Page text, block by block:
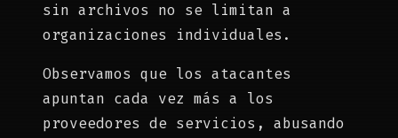
sin archivos no se limitan a
organizaciones individuales.
Observamos que los atacantes
apuntan cada vez más a los
proveedores de servicios, abusando